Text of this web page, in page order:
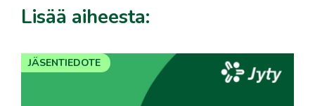
Lisää aiheesta:
JÄSENTIEDOTE